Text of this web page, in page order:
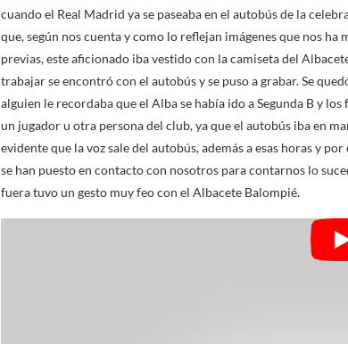
cuando el Real Madrid ya se paseaba en el autobús de la
que, según nos cuenta y como lo reflejan imágenes que nos
previas, este aficionado iba vestido con la camiseta del
trabajar se encontró con el autobús y se puso a grabar. Se
alguien le recordaba que el Alba se había ido a Segunda B y
un jugador u otra persona del club, ya que el autobús iba en
evidente que la voz sale del autobús, además a esas horas y
se han puesto en contacto con nosotros para contarnos lo
fuera tuvo un gesto muy feo con el Albacete Balompié.